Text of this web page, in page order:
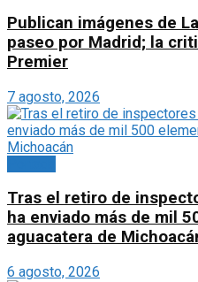
Publican imágenes de
paseo por Madrid; la
Premier
7 agosto, 2026
Tras el retiro de
ha enviado más de mil
aguacatera de
6 agosto, 2026